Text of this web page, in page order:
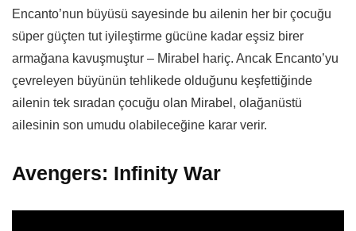
Encanto’nun büyüsü sayesinde bu ailenin her bir çocuğu
süper güçten tut iyileştirme gücüne kadar eşsiz birer
armağana kavuşmuştur – Mirabel hariç. Ancak Encanto’yu
çevreleyen büyünün tehlikede olduğunu keşfettiğinde
ailenin tek sıradan çocuğu olan Mirabel, olağanüstü
ailesinin son umudu olabileceğine karar verir.
Avengers: Infinity War